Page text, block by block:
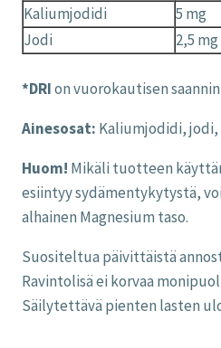
Kaliumjodidi
5 mg
Jodi
2,5 mg
*DRIon vuorokautisen
Ainesosat: Kaliumjodidi,
Huom! Mikäli tuotteen
esiintyy sydämentykytystä,
alhainen Magnesium taso.
Suositeltua päivittäistä
Ravintolisä ei korvaa
Säilytettävä pienten lasten